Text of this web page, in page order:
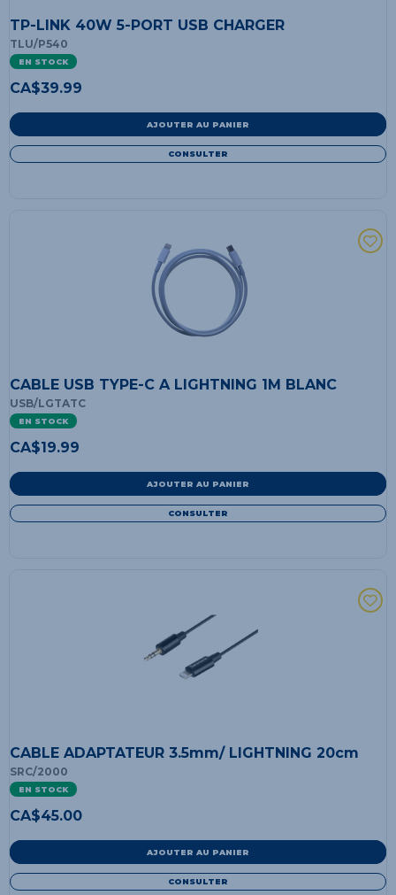
TP-LINK 40W 5-PORT USB CHARGER
TLU/P540
EN STOCK
CA$39.99
AJOUTER AU PANIER
CONSULTER
CABLE USB TYPE-C A LIGHTNING 1M BLANC
USB/LGTATC
EN STOCK
CA$19.99
AJOUTER AU PANIER
CONSULTER
CABLE ADAPTATEUR 3.5mm/ LIGHTNING 20cm
SRC/2000
EN STOCK
CA$45.00
AJOUTER AU PANIER
CONSULTER